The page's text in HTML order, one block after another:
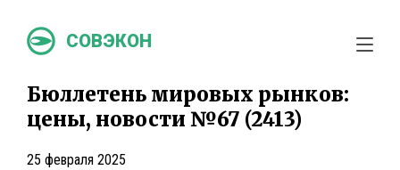
СОВЭКОН
Бюллетень мировых рынков:
цены, новости №67 (2413)
25 февраля 2025